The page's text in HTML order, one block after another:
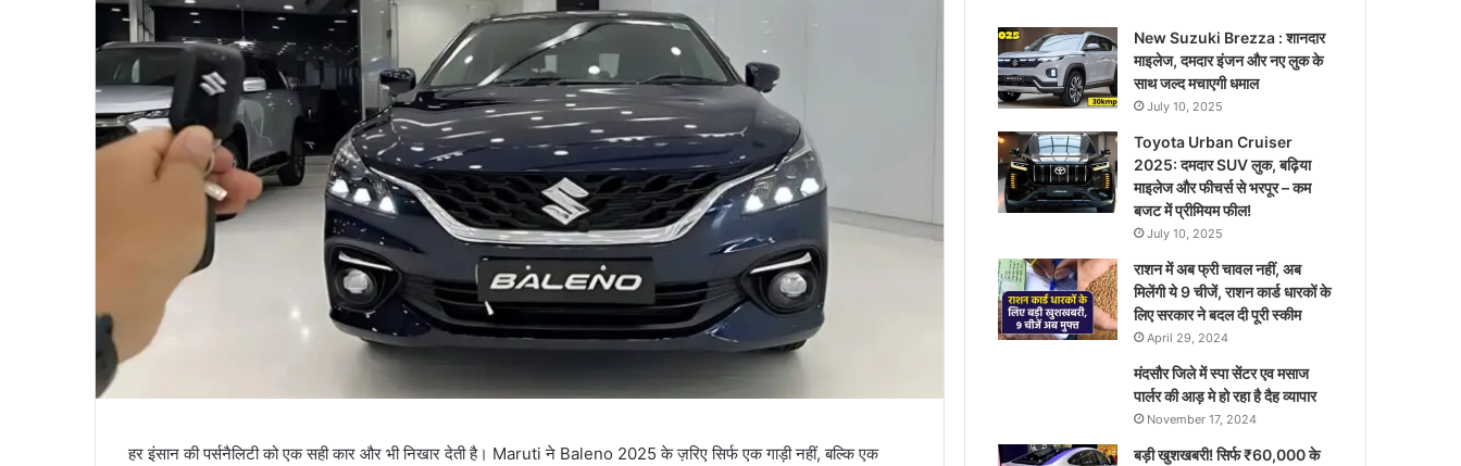
हर इंसान की पर्सनैलिटी को एक सही कार और भी निखार देती है। Maruti ने Baleno 2025 के ज़रिए सिर्फ एक गाड़ी नहीं, बल्कि एक
New Suzuki Brezza : शानदार
माइलेज, दमदार इंजन और नए लुक के
साथ जल्द मचाएगी धमाल
July 10, 2025
Toyota Urban Cruiser
2025: दमदार SUV लुक, बढ़िया
माइलेज और फीचर्स से भरपूर – कम
बजट में प्रीमियम फील!
July 10, 2025
राशन में अब फ्री चावल नहीं, अब
मिलेंगी ये 9 चीजें, राशन कार्ड धारकों के
लिए सरकार ने बदल दी पूरी स्कीम
April 29, 2024
मंदसौर जिले में स्पा सेंटर एव मसाज
पार्लर की आड़ मे हो रहा है दैह व्यापार
November 17, 2024
बड़ी खुशखबरी! सिर्फ ₹60,000 के